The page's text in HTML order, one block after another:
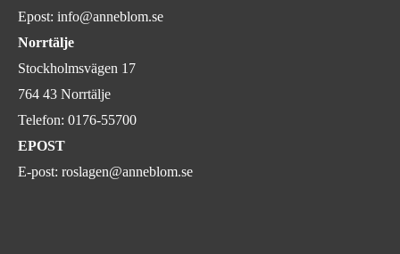
Epost: info@anneblom.se
Norrtälje
Stockholmsvägen 17
764 43 Norrtälje
Telefon: 0176-55700
EPOST
E-post: roslagen@anneblom.se